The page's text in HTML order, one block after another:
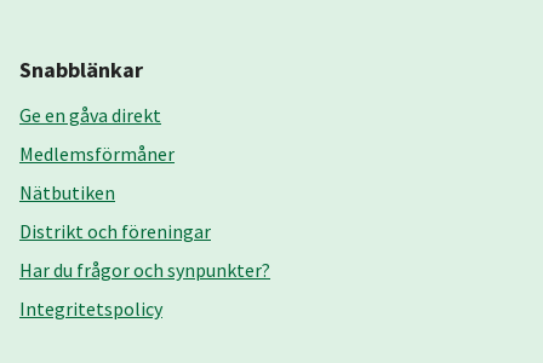
Snabblänkar
Ge en gåva direkt
Medlemsförmåner
Nätbutiken
Distrikt och föreningar
Har du frågor och synpunkter?
Integritetspolicy